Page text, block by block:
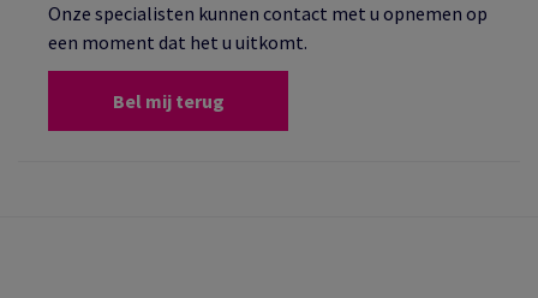
Onze specialisten kunnen contact met u opnemen op
een moment dat het u uitkomt.
Bel mij terug